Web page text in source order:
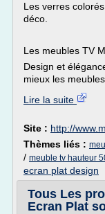
Les verres
déco.
Les meubles TV
Design et
mieux les
Lire la suite
Site : http://
Thèmes liés :
/ meuble tv hauteur
ecran plat design
Tous Les
Ecran Plat